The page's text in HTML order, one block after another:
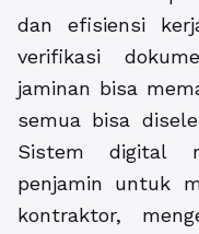
dan efisiensi
verifikasi
jaminan bisa
semua bisa
Sistem digital
penjamin untuk
kontraktor,